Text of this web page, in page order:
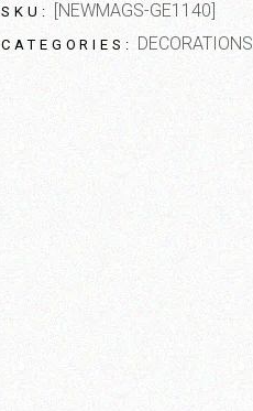
SKU: [NEWMAGS-GE1140]
CATEGORIES: DECORATIONS